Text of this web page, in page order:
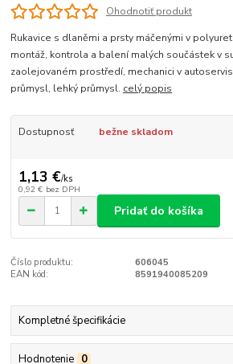
Ohodnotiť produkt
Rukavice s dlaněmi a prsty máčenými v
montáž, kontrola a balení malých součástek v
zaolejovaném prostředí, mechanici v
průmysl, lehký průmysl. celý popis
Dostupnosť bežne skladom
1,13 €/ks
0,92 € bez DPH
Pridať do košíka
Číslo produktu:
606045
EAN kód:
8591940085209
Kompletné špecifikácie
Hodnotenie 0